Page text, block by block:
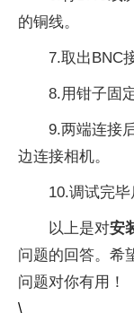
的铜线。
7.取出BNC
8.用钳子固
9.两端连接
边连接相机。
10.调试完毕
以上是对安
问题的回答。希
问题对你有用！
\